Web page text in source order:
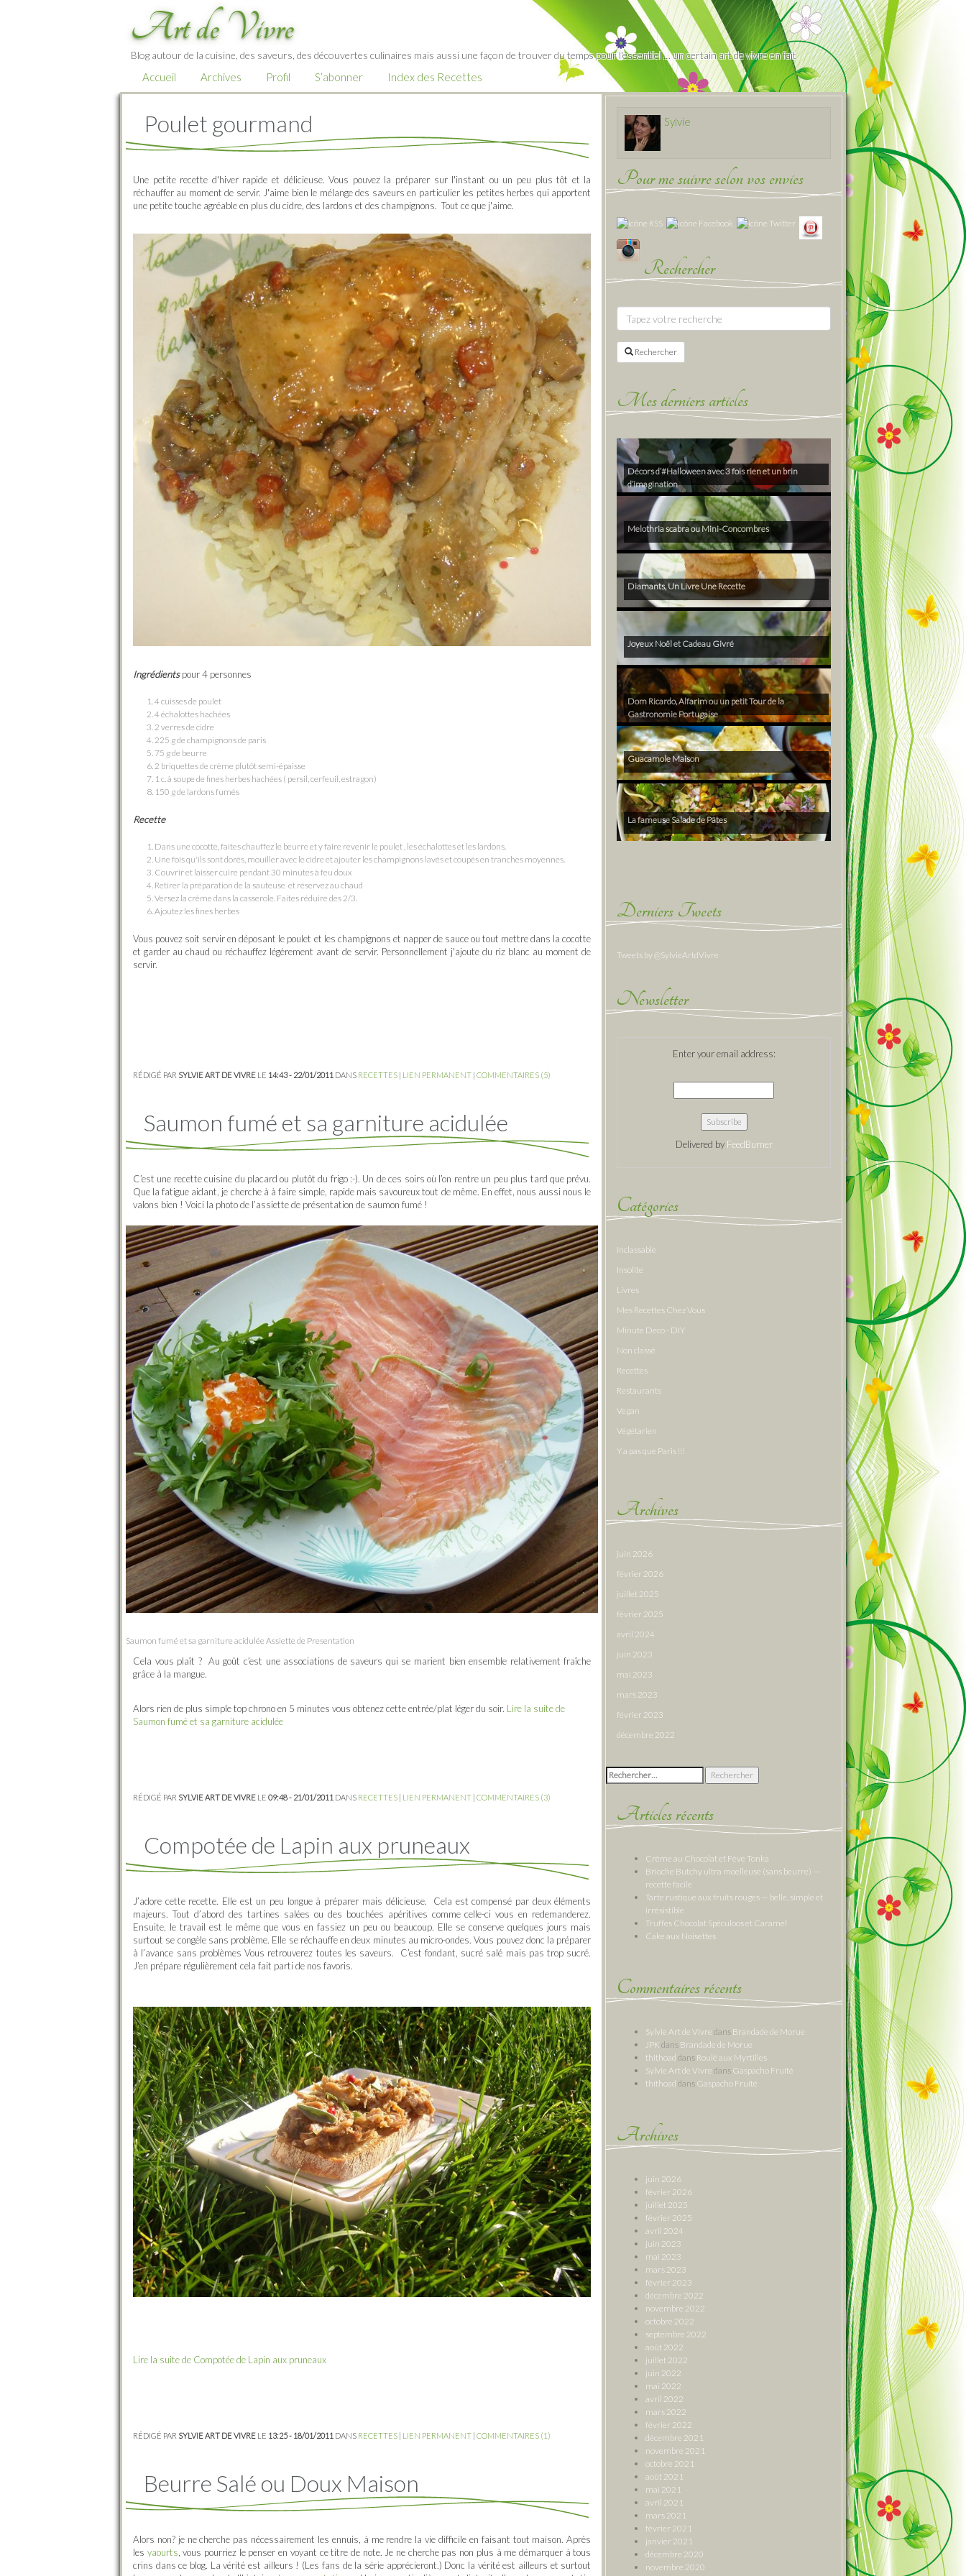
Art de Vivre
Blog autour de la cuisine, des saveurs, des découvertes culinaires mais aussi une façon de trouver du temps pour l'essentiel … un certain art de vivre en fait
Accueil Archives Profil S’abonner Index des Recettes
Poulet gourmand
Une petite recette d'hiver rapide et délicieuse. Vous pouvez la préparer sur l'instant ou un peu plus tôt et la
réchauffer au moment de servir. J'aime bien le mélange des saveurs en particulier les petites herbes qui apportent
une petite touche agréable en plus du cidre, des lardons et des champignons. Tout ce que j'aime.
Ingrédientspour 4 personnes
4 cuisses de poulet
4 échalottes hachées
2 verres de cidre
225 g de champignons de paris
75 g de beurre
2 briquettes de crème plutôt semi-épaisse
1 c. à soupe de fines herbes hachées ( persil, cerfeuil, estragon)
150 g de lardons fumés
Recette
Dans une cocotte, faites chauffez le beurre et y faire revenir le poulet , les échalottes et les lardons.
Une fois qu'ils sont dorés, mouiller avec le cidre et ajouter les champignons lavés et coupés en tranches moyennes.
Couvrir et laisser cuire pendant 30 minutes à feu doux
Retirer la préparation de la sauteuse et réservez au chaud
Versez la crème dans la casserole. Faites réduire des 2/3.
Ajoutez les fines herbes
Vous pouvez soit servir en déposant le poulet et les champignons et napper de sauce ou tout mettre dans la cocotte
et garder au chaud ou réchauffez légèrement avant de servir. Personnellement j'ajoute du riz blanc au moment de
servir.
RÉDIGÉ PAR SYLVIE ART DE VIVRE LE 14:43 - 22/01/2011 DANS RECETTES LIEN PERMANENT COMMENTAIRES (5)
Saumon fumé et sa garniture acidulée
C’est une recette cuisine du placard ou plutôt du frigo :-). Un de ces soirs où l’on rentre un peu plus tard que prévu.
Que la fatigue aidant, je cherche à à faire simple, rapide mais savoureux tout de même. En effet, nous aussi nous le
valons bien ! Voici la photo de l’assiette de présentation de saumon fumé !
Saumon fumé et sa garniture acidulée Assiette de Presentation
Cela vous plaît ? Au goût c’est une associations de saveurs qui se marient bien ensemble relativement fraîche
grâce à la mangue.
Alors rien de plus simple top chrono en 5 minutes vous obtenez cette entrée/plat léger du soir. Lire la suite de
Saumon fumé et sa garniture acidulée
RÉDIGÉ PAR SYLVIE ART DE VIVRE LE 09:48 - 21/01/2011 DANS RECETTES LIEN PERMANENT COMMENTAIRES (3)
Compotée de Lapin aux pruneaux
J’adore cette recette. Elle est un peu longue à préparer mais délicieuse. Cela est compensé par deux éléments
majeurs. Tout d’abord des tartines salées ou des bouchées apéritives comme celle-ci vous en redemanderez.
Ensuite, le travail est le même que vous en fassiez un peu ou beaucoup. Elle se conserve quelques jours mais
surtout se congèle sans problème. Elle se réchauffe en deux minutes au micro-ondes. Vous pouvez donc la préparer
à l’avance sans problèmes Vous retrouverez toutes les saveurs. C’est fondant, sucré salé mais pas trop sucré.
J’en prépare régulièrement cela fait parti de nos favoris.
Lire la suite de Compotée de Lapin aux pruneaux
RÉDIGÉ PAR SYLVIE ART DE VIVRE LE 13:25 - 18/01/2011 DANS RECETTES LIEN PERMANENT COMMENTAIRES (1)
Beurre Salé ou Doux Maison
Alors non? je ne cherche pas nécessairement les ennuis, à me rendre la vie difficile en faisant tout maison. Après
les yaourts, vous pourriez le penser en voyant ce titre de note. Je ne cherche pas non plus à me démarquer à tous
crins dans ce blog. La vérité est ailleurs ! (Les fans de la série apprécieront.) Donc la vérité est ailleurs et surtout
Sylvie
Pour me suivre selon vos envies
Rechercher
Rechercher
Mes derniers articles
Décors d’#Halloween avec 3 fois rien et un brin
d’imagination
Melothria scabra ou Mini-Concombres
Diamants, Un Livre Une Recette
Joyeux Noël et Cadeau Givré
Dom Ricardo, Alfarim ou un petit Tour de la
Gastronomie Portugaise
Guacamole Maison
La fameuse Salade de Pâtes
Derniers Tweets
Tweets by @SylvieArtdVivre
Newsletter
Enter your email address:
Delivered by FeedBurner
Catégories
Inclassable
Insolite
Livres
Mes Recettes Chez Vous
Minute Deco - DIY
Non classé
Recettes
Restaurants
Vegan
Végétarien
Y a pas que Paris !!!
Archives
juin 2026
février 2026
juillet 2025
février 2025
avril 2024
juin 2023
mai 2023
mars 2023
février 2023
décembre 2022
Rechercher :
Articles récents
Crème au Chocolat et Fève Tonka
Brioche Butchy ultra moelleuse (sans beurre) —
recette facile
Tarte rustique aux fruits rouges — belle, simple et
irrésistible
Truffes Chocolat Spéculoos et Caramel
Cake aux Noisettes
Commentaires récents
Sylvie Art de Vivre dans Brandade de Morue
JPK dans Brandade de Morue
thithoad dans Roulé aux Myrtilles
Sylvie Art de Vivre dans Gaspacho Fruité
thithoad dans Gaspacho Fruité
Archives
juin 2026
février 2026
juillet 2025
février 2025
avril 2024
juin 2023
mai 2023
mars 2023
février 2023
décembre 2022
novembre 2022
octobre 2022
septembre 2022
août 2022
juillet 2022
juin 2022
mai 2022
avril 2022
mars 2022
février 2022
décembre 2021
novembre 2021
octobre 2021
août 2021
mai 2021
avril 2021
mars 2021
février 2021
janvier 2021
décembre 2020
novembre 2020